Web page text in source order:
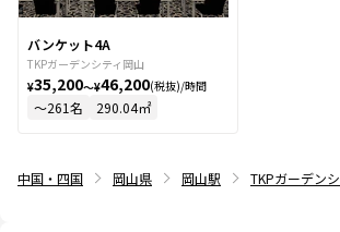
バンケット4A
TKPガーデンシティ岡山
¥35,200〜¥46,200(税抜)/時間
〜261名 290.04㎡
中国・四国 岡山県 岡山駅 TKPガーデン